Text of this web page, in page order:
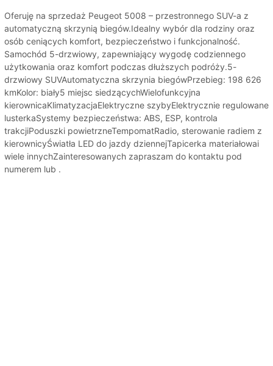
Oferuję na sprzedaż Peugeot 5008 – przestronnego SUV-a z
automatyczną skrzynią biegów.Idealny wybór dla rodziny oraz
osób ceniących komfort, bezpieczeństwo i funkcjonalność.
Samochód 5-drzwiowy, zapewniający wygodę codziennego
użytkowania oraz komfort podczas dłuższych podróży.5-
drzwiowy SUVAutomatyczna skrzynia biegówPrzebieg: 198 626
kmKolor: biały5 miejsc siedzącychWielofunkcyjna
kierownicaKlimatyzacjaElektryczne szybyElektrycznie regulowane
lusterkaSystemy bezpieczeństwa: ABS, ESP, kontrola
trakcjiPoduszki powietrzneTempomatRadio, sterowanie radiem z
kierownicyŚwiatła LED do jazdy dziennejTapicerka materiałowai
wiele innychZainteresowanych zapraszam do kontaktu pod
numerem lub .